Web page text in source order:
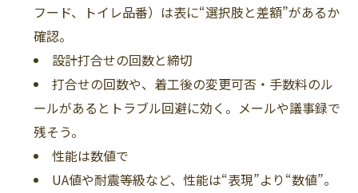
フード、トイレ品番）は表に“選択肢と差額”があるか
確認。
設計打合せの回数と締切
打合せの回数や、着工後の変更可否・手数料のル
ールがあるとトラブル回避に効く。メールや議事録で
残そう。
性能は数値で
UA値や耐震等級など、性能は“表現”より“数値”。